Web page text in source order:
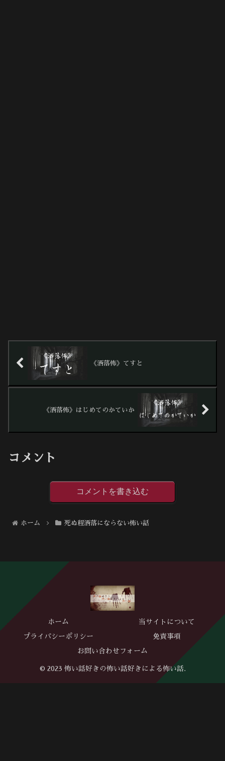
《洒落怖》てすと
《洒落怖》はじめてのかていか
コメント
コメントを書き込む
ホーム 死ぬ程洒落にならない怖い話
ホーム 当サイトについて
プライバシーポリシー 免責事項
お問い合わせフォーム
© 2023 怖い話好きの怖い話好きによる怖い話.